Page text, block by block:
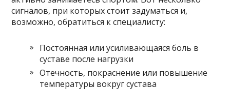
сигналов, при которых стоит задуматься и,
возможно, обратиться к специалисту:
Постоянная или усиливающаяся боль в
суставе после нагрузки
Отечность, покраснение или повышение
температуры вокруг сустава